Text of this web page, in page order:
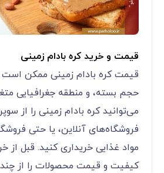
قیمت و خرید کره بادام زمینی
قیمت کره بادام زمینی ممکن است
حجم بسته، و منطقه جغرافیایی
می‌توانید کره بادام زمینی را از
فروشگاه‌های آنلاین، یا حتی
مواد غذایی خریداری کنید. قبل از
کیفیت و قیمت محصولات را از